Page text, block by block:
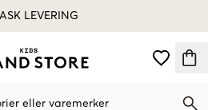
LEVERING
eller varemerker